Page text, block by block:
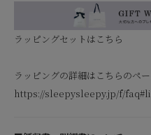
ラッピングセットはこちら
ラッピングの詳細はこちらのペ
https://sleepysleepy.jp/f/